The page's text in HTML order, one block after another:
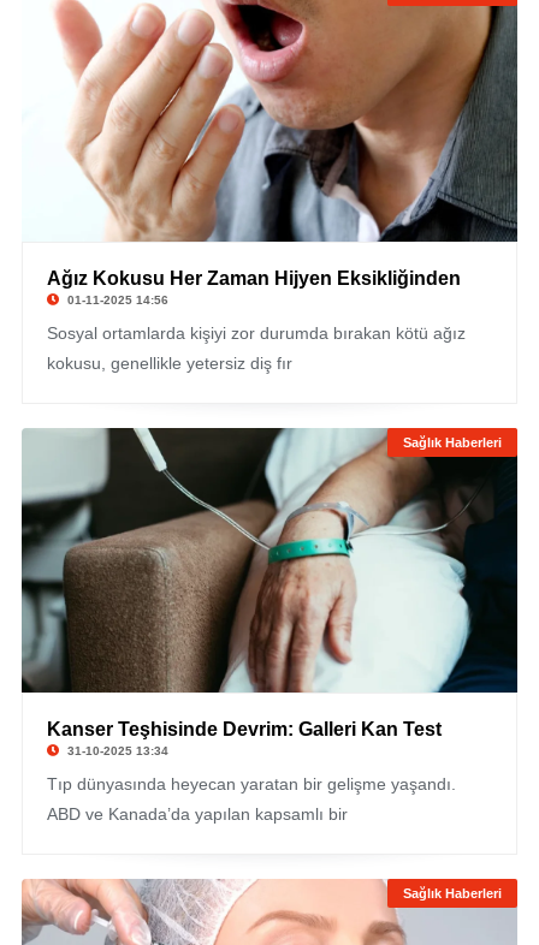
Ağız Kokusu Her Zaman Hijyen Eksikliğinden
01-11-2025 14:56
Sosyal ortamlarda kişiyi zor durumda bırakan kötü ağız
kokusu, genellikle yetersiz diş fır
Sağlık Haberleri
Kanser Teşhisinde Devrim: Galleri Kan Test
31-10-2025 13:34
Tıp dünyasında heyecan yaratan bir gelişme yaşandı.
ABD ve Kanada’da yapılan kapsamlı bir
Sağlık Haberleri